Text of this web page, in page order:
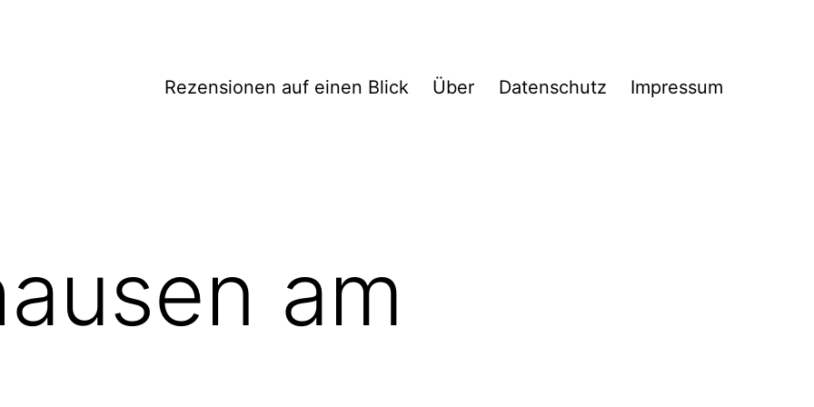
Rezensionen auf einen Blick Über Datenschutz Impressum
am